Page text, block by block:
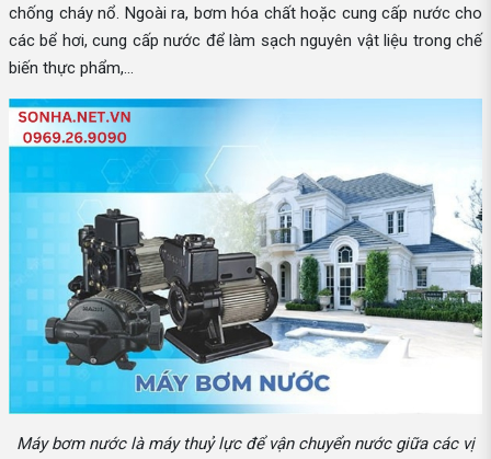
chống cháy nổ. Ngoài ra, bơm hóa chất hoặc cung cấp nước cho
các bể hơi, cung cấp nước để làm sạch nguyên vật liệu trong chế
biến thực phẩm,...
Máy bơm nước là máy thuỷ lực để vận chuyển nước giữa các vị